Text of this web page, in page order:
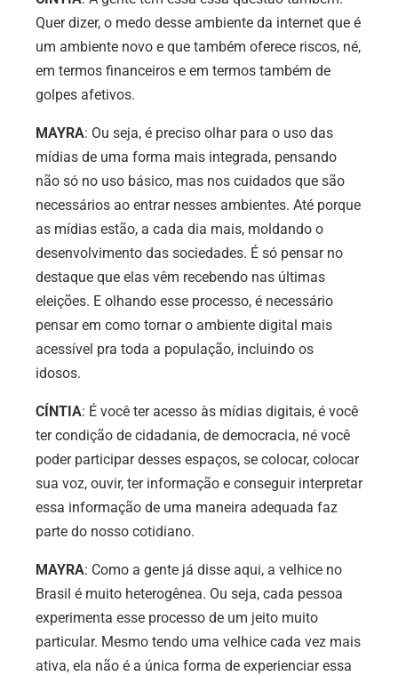
Quer dizer, o medo desse ambiente da internet que é
um ambiente novo e que também oferece riscos, né,
em termos financeiros e em termos também de
golpes afetivos.
MAYRA: Ou seja, é preciso olhar para o uso das
mídias de uma forma mais integrada, pensando
não só no uso básico, mas nos cuidados que são
necessários ao entrar nesses ambientes. Até porque
as mídias estão, a cada dia mais, moldando o
desenvolvimento das sociedades. É só pensar no
destaque que elas vêm recebendo nas últimas
eleições. E olhando esse processo, é necessário
pensar em como tornar o ambiente digital mais
acessível pra toda a população, incluindo os
idosos.
CÍNTIA: É você ter acesso às mídias digitais, é você
ter condição de cidadania, de democracia, né você
poder participar desses espaços, se colocar, colocar
sua voz, ouvir, ter informação e conseguir interpretar
essa informação de uma maneira adequada faz
parte do nosso cotidiano.
MAYRA: Como a gente já disse aqui, a velhice no
Brasil é muito heterogênea. Ou seja, cada pessoa
experimenta esse processo de um jeito muito
particular. Mesmo tendo uma velhice cada vez mais
ativa, ela não é a única forma de experienciar essa